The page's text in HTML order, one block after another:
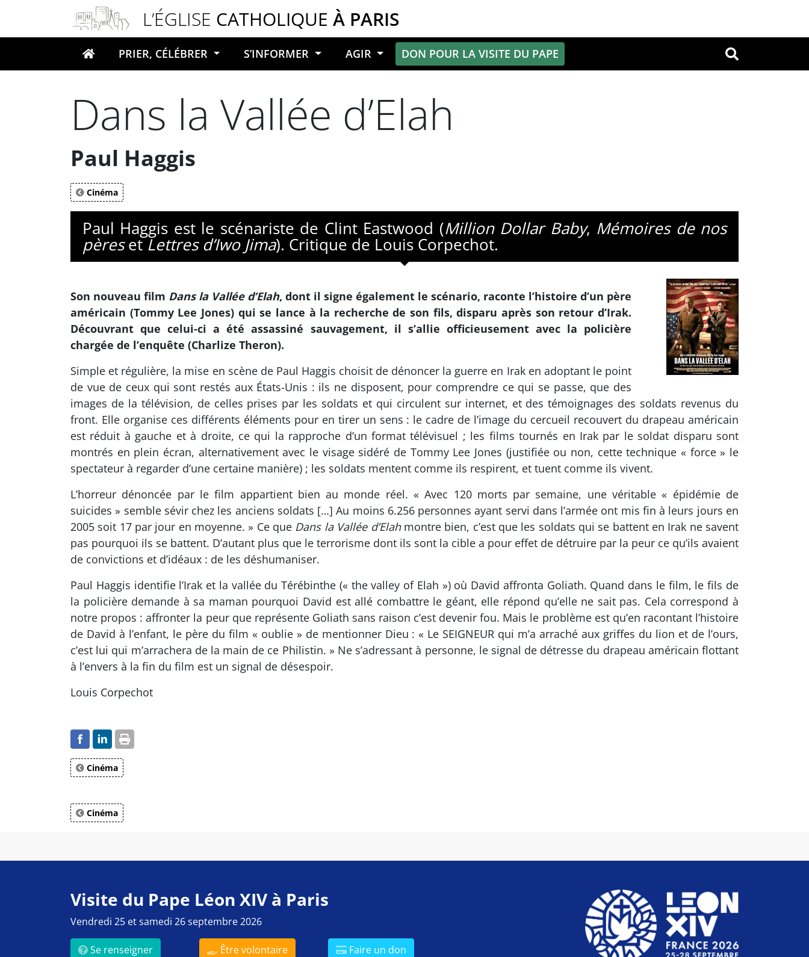
L’ÉGLISE CATHOLIQUE À PARIS
Votre recherche OK
PRIER, CÉLÉBRER S’INFORMER AGIR DON POUR LA VISITE DU PAPE
Dans la Vallée d’Elah
Paul Haggis
Cinéma
Paul Haggis est le scénariste de Clint Eastwood (Million Dollar Baby, Mémoires de nos
pèresetLettres d’Iwo Jima). Critique de Louis Corpechot.
Son nouveau film Dans la Vallée d’Elah, dont il signe également le scénario, raconte l’histoire d’un père
américain (Tommy Lee Jones) qui se lance à la recherche de son fils, disparu après son retour d’Irak.
Découvrant que celui-ci a été assassiné sauvagement, il s’allie officieusement avec la policière
chargée de l’enquête (Charlize Theron).
Simple et régulière, la mise en scène de Paul Haggis choisit de dénoncer la guerre en Irak en adoptant le point
de vue de ceux qui sont restés aux États-Unis : ils ne disposent, pour comprendre ce qui se passe, que des
images de la télévision, de celles prises par les soldats et qui circulent sur internet, et des témoignages des soldats revenus du
front. Elle organise ces différents éléments pour en tirer un sens : le cadre de l’image du cercueil recouvert du drapeau américain
est réduit à gauche et à droite, ce qui la rapproche d’un format télévisuel ; les films tournés en Irak par le soldat disparu sont
montrés en plein écran, alternativement avec le visage sidéré de Tommy Lee Jones (justifiée ou non, cette technique « force » le
spectateur à regarder d’une certaine manière) ; les soldats mentent comme ils respirent, et tuent comme ils vivent.
L’horreur dénoncée par le film appartient bien au monde réel. « Avec 120 morts par semaine, une véritable « épidémie de
suicides » semble sévir chez les anciens soldats […] Au moins 6.256 personnes ayant servi dans l’armée ont mis fin à leurs jours en
2005 soit 17 par jour en moyenne. » Ce que Dans la Vallée d’Elahmontre bien, c’est que les soldats qui se battent en Irak ne savent
pas pourquoi ils se battent. D’autant plus que le terrorisme dont ils sont la cible a pour effet de détruire par la peur ce qu’ils avaient
de convictions et d’idéaux : de les déshumaniser.
Paul Haggis identifie l’Irak et la vallée du Térébinthe (« the valley of Elah ») où David affronta Goliath. Quand dans le film, le fils de
la policière demande à sa maman pourquoi David est allé combattre le géant, elle répond qu’elle ne sait pas. Cela correspond à
notre propos : affronter la peur que représente Goliath sans raison c’est devenir fou. Mais le problème est qu’en racontant l’histoire
de David à l’enfant, le père du film « oublie » de mentionner Dieu : « Le SEIGNEUR qui m’a arraché aux griffes du lion et de l’ours,
c’est lui qui m’arrachera de la main de ce Philistin. » Ne s’adressant à personne, le signal de détresse du drapeau américain flottant
à l’envers à la fin du film est un signal de désespoir.
Louis Corpechot
Cinéma
Cinéma
Visite du Pape Léon XIV à Paris
Vendredi 25 et samedi 26 septembre 2026
Se renseigner Être volontaire Faire un don
Panneau de gestion des cookies